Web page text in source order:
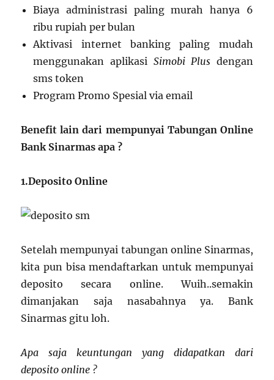
Biaya administrasi paling murah hanya 6
ribu rupiah per bulan
Aktivasi internet banking paling mudah
menggunakan aplikasi Simobi Plus dengan
sms token
Program Promo Spesial via email
Benefit lain dari mempunyai Tabungan Online
Bank Sinarmas apa ?
1.Deposito Online
Setelah mempunyai tabungan online Sinarmas,
kita pun bisa mendaftarkan untuk mempunyai
deposito secara online. Wuih..semakin
dimanjakan saja nasabahnya ya. Bank
Sinarmas gitu loh.
Apa saja keuntungan yang didapatkan dari
deposito online ?